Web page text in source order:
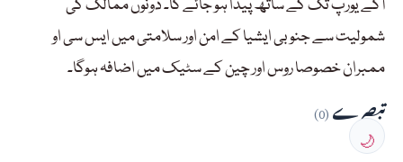
آگے یورپ تک کے ساتھ پیدا ہو جائے گا۔ دونوں ممالک کی
شمولیت سے جنوبی ایشیا کے امن اور سلامتی میں ایس سی او
ممبران خصوصا روس اور چین کے سٹیک میں اضافہ ہوگا۔
تبصرے(0)
🌙